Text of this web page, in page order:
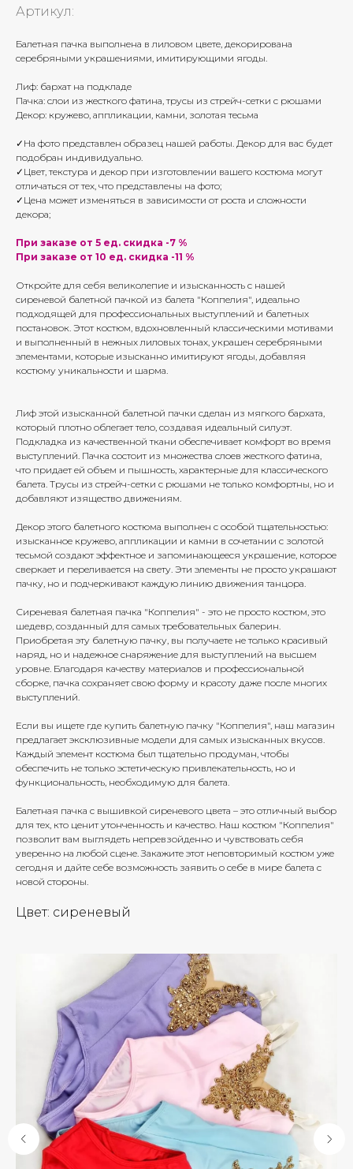
Артикул:
Балетная пачка выполнена в лиловом цвете, декорирована
серебряными украшениями, имитирующими ягоды.
Лиф: бархат на подкладе
Пачка: слои из жесткого фатина, трусы из стрейч-сетки с рюшами
Декор: кружево, аппликации, камни, золотая тесьма
✓На фото представлен образец нашей работы. Декор для вас будет
подобран индивидуально.
✓Цвет, текстура и декор при изготовлении вашего костюма могут
отличаться от тех, что представлены на фото;
✓Цена может изменяться в зависимости от роста и сложности
декора;
При заказе от 5 ед. скидка -7 %
При заказе от 10 ед. скидка -11 %
Откройте для себя великолепие и изысканность с нашей
сиреневой балетной пачкой из балета "Коппелия", идеально
подходящей для профессиональных выступлений и балетных
постановок. Этот костюм, вдохновленный классическими мотивами
и выполненный в нежных лиловых тонах, украшен серебряными
элементами, которые изысканно имитируют ягоды, добавляя
костюму уникальности и шарма.
Лиф этой изысканной балетной пачки сделан из мягкого бархата,
который плотно облегает тело, создавая идеальный силуэт.
Подкладка из качественной ткани обеспечивает комфорт во время
выступлений. Пачка состоит из множества слоев жесткого фатина,
что придает ей объем и пышность, характерные для классического
балета. Трусы из стрейч-сетки с рюшами не только комфортны, но и
добавляют изящество движениям.
Декор этого балетного костюма выполнен с особой тщательностью:
изысканное кружево, аппликации и камни в сочетании с золотой
тесьмой создают эффектное и запоминающееся украшение, которое
сверкает и переливается на свету. Эти элементы не просто украшают
пачку, но и подчеркивают каждую линию движения танцора.
Сиреневая балетная пачка "Коппелия" - это не просто костюм, это
шедевр, созданный для самых требовательных балерин.
Приобретая эту балетную пачку, вы получаете не только красивый
наряд, но и надежное снаряжение для выступлений на высшем
уровне. Благодаря качеству материалов и профессиональной
сборке, пачка сохраняет свою форму и красоту даже после многих
выступлений.
Если вы ищете где купить балетную пачку "Коппелия", наш магазин
предлагает эксклюзивные модели для самых изысканных вкусов.
Каждый элемент костюма был тщательно продуман, чтобы
обеспечить не только эстетическую привлекательность, но и
функциональность, необходимую для балета.
Балетная пачка с вышивкой сиреневого цвета – это отличный выбор
для тех, кто ценит утонченность и качество. Наш костюм "Коппелия"
позволит вам выглядеть непревзойденно и чувствовать себя
уверенно на любой сцене. Закажите этот неповторимый костюм уже
сегодня и дайте себе возможность заявить о себе в мире балета с
новой стороны.
Цвет: сиреневый